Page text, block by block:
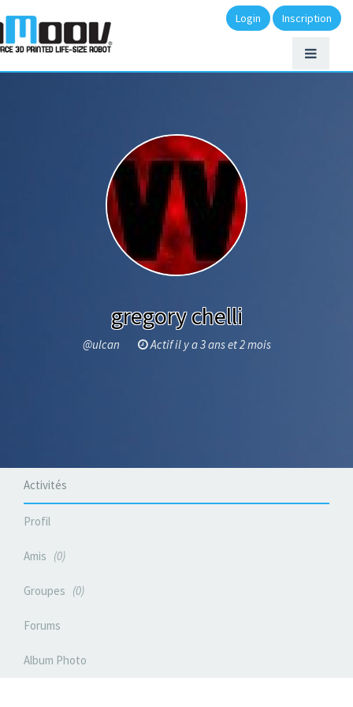
Login Inscription
gregory chelli
@ulcan Actif il y a 3 ans et 2 mois
Activités
Profil
Amis 0
Groupes 0
Forums
Album Photo